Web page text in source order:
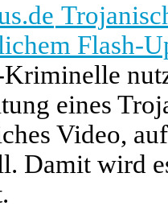
Flash-
eines
Video,
Damit wird